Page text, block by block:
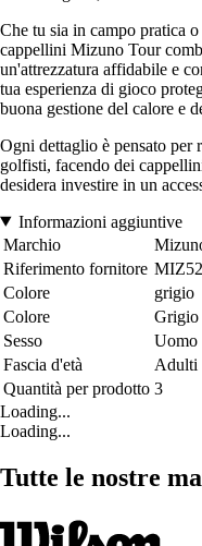
Che tu sia in campo pratica
cappellini Mizuno Tour
un'attrezzatura affidabile e
tua esperienza di gioco
buona gestione del calore e
Ogni dettaglio è pensato per
golfisti, facendo dei
desidera investire in un
Informazioni aggiuntive
Marchio
Riferimento fornitore
Colore
grigio
Colore
Grigio
Sesso
Uomo
Fascia d'età
Adulti
Quantità per prodotto 3
Loading...
Loading...
Tutte le nostre